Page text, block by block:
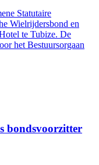
Statutaire
Wielrijdersbond en
te Tubize. De
het Bestuursorgaan
bondsvoorzitter